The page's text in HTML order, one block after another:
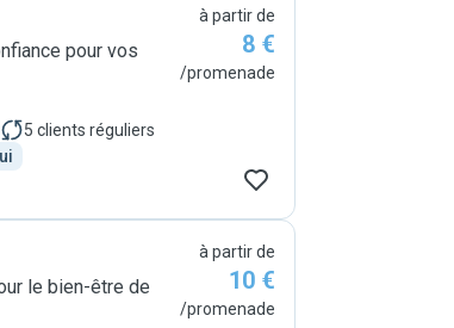
pour vos
5 clients réguliers
à partir de
8 €
/promenade
le bien-être de
à partir de
10 €
/promenade